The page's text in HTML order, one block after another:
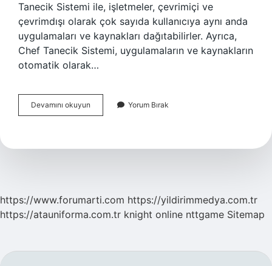
Tanecik Sistemi ile, işletmeler, çevrimiçi ve
çevrimdışı olarak çok sayıda kullanıcıya aynı anda
uygulamaları ve kaynakları dağıtabilirler. Ayrıca,
Chef Tanecik Sistemi, uygulamaların ve kaynakların
otomatik olarak…
Devamını okuyun
tane
Yorum Bırak
https://www.forumarti.com https://yildirimmedya.com.tr
https://atauniforma.com.tr knight online nttgame Sitemap